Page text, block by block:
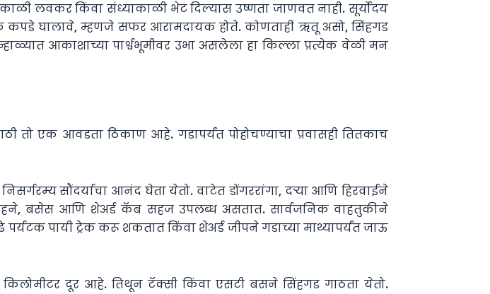
लवकर किंवा संध्याकाळी भेट दिल्यास उष्णता जाणवत नाही. सूर्योदय
कपडे घालावे, म्हणजे सफर आरामदायक होते. कोणताही ऋतू असो, सिंहगड
आकाशाच्या पार्श्वभूमीवर उभा असलेला हा किल्ला प्रत्येक वेळी मन
तो एक आवडता ठिकाण आहे. गडापर्यंत पोहोचण्याचा प्रवासही तितकाच
सौंदर्याचा आनंद घेता येतो. वाटेत डोंगररांगा, दऱ्या आणि हिरवाईने
बसेस आणि शेअर्ड कॅब सहज उपलब्ध असतात. सार्वजनिक वाहतुकीने
पायी ट्रेक करू शकतात किंवा शेअर्ड जीपने गडाच्या माथ्यापर्यंत जाऊ
दूर आहे. तिथून टॅक्सी किंवा एसटी बसने सिंहगड गाठता येतो.